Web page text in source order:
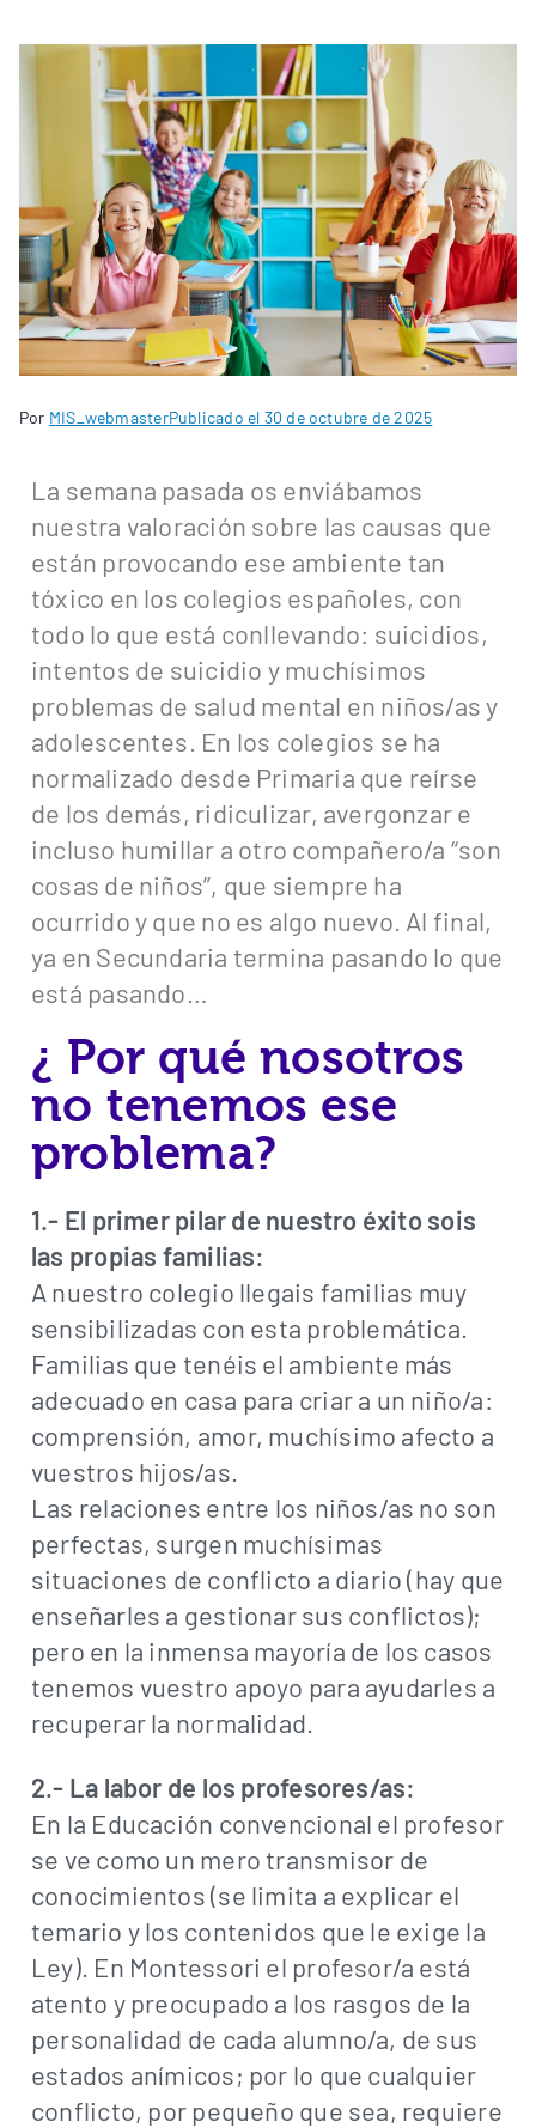
Por MIS_webmasterPublicado el 30 de octubre de 2025
La semana pasada os enviábamos
nuestra valoración sobre las causas que
están provocando ese ambiente tan
tóxico en los colegios españoles, con
todo lo que está conllevando: suicidios,
intentos de suicidio y muchísimos
problemas de salud mental en niños/as y
adolescentes. En los colegios se ha
normalizado desde Primaria que reírse
de los demás, ridiculizar, avergonzar e
incluso humillar a otro compañero/a “son
cosas de niños”, que siempre ha
ocurrido y que no es algo nuevo. Al final,
ya en Secundaria termina pasando lo que
está pasando…
¿ Por qué nosotros
no tenemos ese
problema?
1.- El primer pilar de nuestro éxito sois
las propias familias:
A nuestro colegio llegais familias muy
sensibilizadas con esta problemática.
Familias que tenéis el ambiente más
adecuado en casa para criar a un niño/a:
comprensión, amor, muchísimo afecto a
vuestros hijos/as.
Las relaciones entre los niños/as no son
perfectas, surgen muchísimas
situaciones de conflicto a diario (hay que
enseñarles a gestionar sus conflictos);
pero en la inmensa mayoría de los casos
tenemos vuestro apoyo para ayudarles a
recuperar la normalidad.
2.- La labor de los profesores/as:
En la Educación convencional el profesor
se ve como un mero transmisor de
conocimientos (se limita a explicar el
temario y los contenidos que le exige la
Ley). En Montessori el profesor/a está
atento y preocupado a los rasgos de la
personalidad de cada alumno/a, de sus
estados anímicos; por lo que cualquier
conflicto, por pequeño que sea, requiere